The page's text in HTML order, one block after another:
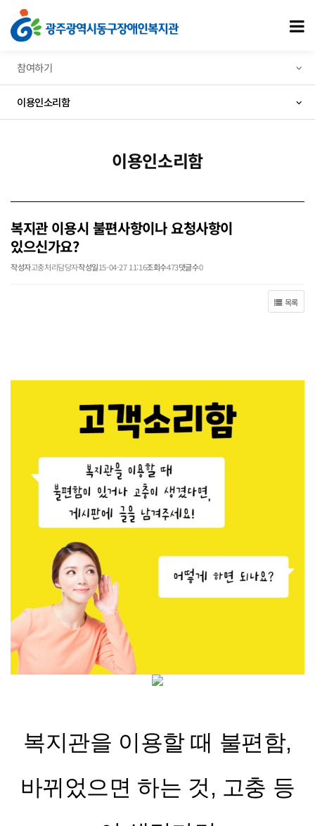
복지관 이용시 불편사항이나 요청사항이 있으신가요? > 이용인소리함
참여하기
이용인소리함
이용인소리함
복지관 이용시 불편사항이나 요청사항이
있으신가요?
작성자고충처리담당자작성일15-04-27 11:16조회수473댓글수0
목록
복지관을 이용할 때 불편함,
바뀌었으면 하는 것, 고충 등